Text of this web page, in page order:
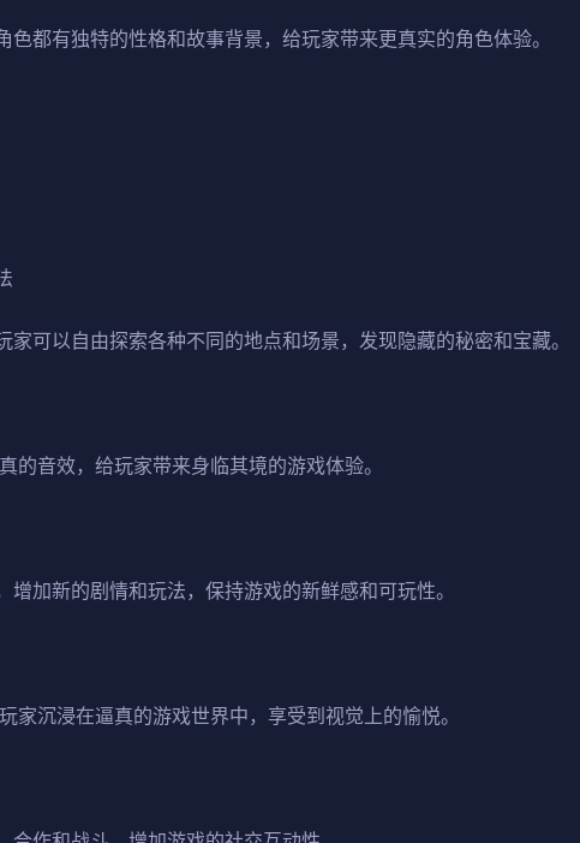
色都有独特的性格和故事背景，给玩家带来更真实的角色体验。
家可以自由探索各种不同的地点和场景，发现隐藏的秘密和宝藏。
的音效，给玩家带来身临其境的游戏体验。
增加新的剧情和玩法，保持游戏的新鲜感和可玩性。
家沉浸在逼真的游戏世界中，享受到视觉上的愉悦。